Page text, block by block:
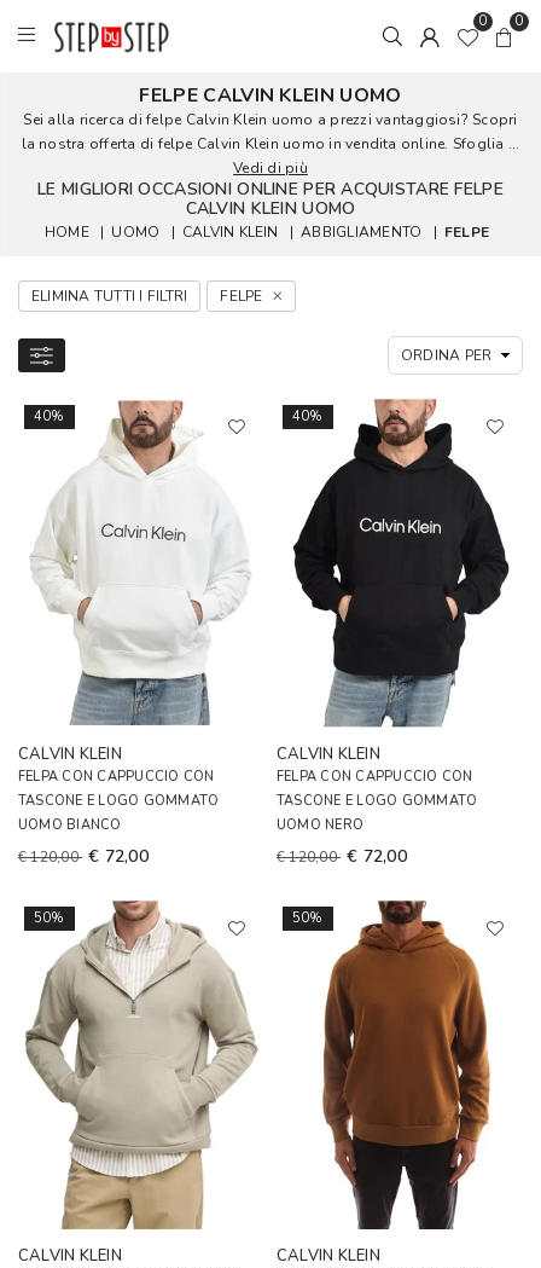
0 0
FELPE CALVIN KLEIN UOMO
Sei alla ricerca di felpe Calvin Klein uomo a prezzi vantaggiosi? Scopri
la nostra offerta di felpe Calvin Klein uomo in vendita online. Sfoglia ...
Vedi di più
LE MIGLIORI OCCASIONI ONLINE PER ACQUISTARE FELPE
CALVIN KLEIN UOMO
HOME | UOMO | CALVIN KLEIN | ABBIGLIAMENTO | FELPE
ELIMINA TUTTI I FILTRI FELPE
40%
CALVIN KLEIN
FELPA CON CAPPUCCIO CON
TASCONE E LOGO GOMMATO
UOMO BIANCO
€ 120,00 € 72,00
40%
CALVIN KLEIN
FELPA CON CAPPUCCIO CON
TASCONE E LOGO GOMMATO
UOMO NERO
€ 120,00 € 72,00
50%
CALVIN KLEIN
50%
CALVIN KLEIN